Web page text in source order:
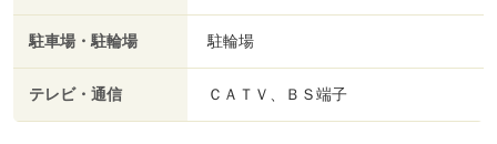
駐車場・駐輪場 駐輪場
テレビ・通信 ＣＡＴＶ、ＢＳ端子